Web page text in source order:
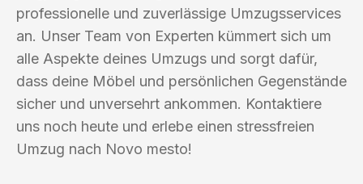
professionelle und zuverlässige Umzugsservices
an. Unser Team von Experten kümmert sich um
alle Aspekte deines Umzugs und sorgt dafür,
dass deine Möbel und persönlichen Gegenstände
sicher und unversehrt ankommen. Kontaktiere
uns noch heute und erlebe einen stressfreien
Umzug nach Novo mesto!